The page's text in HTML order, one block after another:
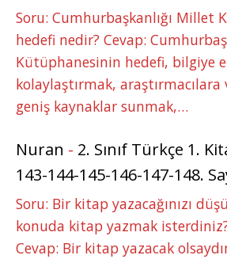
Soru: Cumhurbaşkanlığı Millet
hedefi nedir? Cevap:
Kütüphanesinin hedefi, bilgiye
kolaylaştırmak, araştırmacılara
geniş kaynaklar sunmak,…
Nuran - 2. Sınıf Türkçe 1.
143-144-145-146-147-148.
Soru: Bir kitap yazacağınızı
konuda kitap yazmak
Cevap: Bir kitap yazacak